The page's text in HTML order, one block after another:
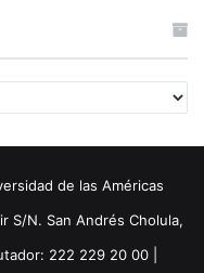
de las Américas
S/N. San Andrés Cholula,
222 229 20 00 |